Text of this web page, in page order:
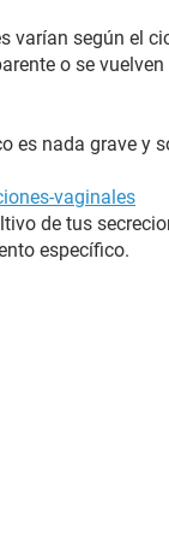
varían según el
o se
es nada grave y
vaginales
de tus
específico.